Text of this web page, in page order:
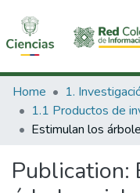
Communities &
All of DSpace
Home
Publication: